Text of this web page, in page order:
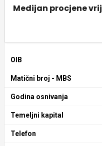
Medijan procjene
OIB
Matični broj - MBS
Godina osnivanja
Temeljni kapital
Telefon